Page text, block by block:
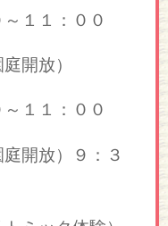
１１：００
）
１１：００
）９：３